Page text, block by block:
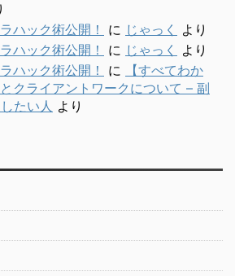
ハック術公開！
に じゃっく
より
ハック術公開！
に じゃっく
より
ハック術公開！
に
【すべてわか
クライアントワークについて – 副
たい人 より